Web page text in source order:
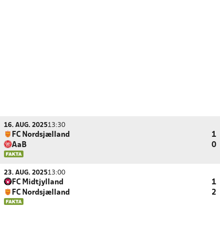
16. AUG. 202513:30
FC Nordsjælland
1
AaB
0
23. AUG. 202513:00
FC Midtjylland
1
FC Nordsjælland
2